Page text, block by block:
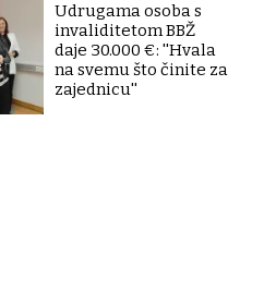
Udrugama osoba s
invaliditetom BBŽ
daje 30.000 €: ''Hvala
na svemu što činite za
zajednicu''